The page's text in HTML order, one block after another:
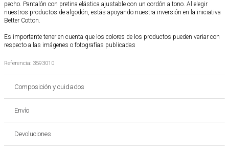
pecho. Pantalón con pretina elástica ajustable con un cordón a tono. Al elegir
nuestros productos de algodón, estás apoyando nuestra inversión en la iniciativa
Better Cotton.
Es importante tener en cuenta que los colores de los productos pueden variar con
respecto a las imágenes o fotografías publicadas
Referencia: 3593010
Composición y cuidados
Envío
Devoluciones